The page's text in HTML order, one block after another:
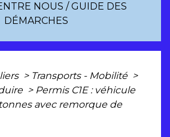
NOUS /GUIDE DES
DÉMARCHES
> Transports - Mobilité >
> Permis C1E : véhicule
avec remorque de